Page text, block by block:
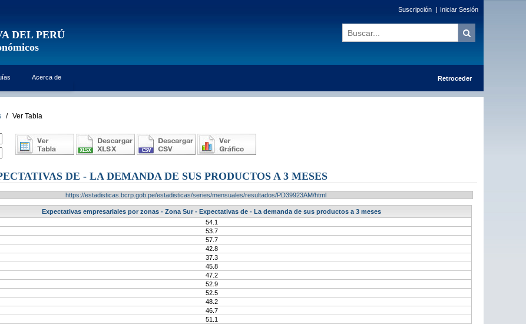
DEL PERÚ
Suscripción | Iniciar Sesión
Acerca de Retroceder
/ Ver Tabla
DE - LA DEMANDA DE SUS PRODUCTOS A 3 MESES
https://estadisticas.bcrp.gob.pe/estadisticas/series/mensuales/resultados/PD39923AM/html
Expectativas empresariales por zonas - Zona Sur - Expectativas de - La demanda de sus productos a 3 meses
54.1
53.7
57.7
42.8
37.3
45.8
47.2
52.9
52.5
48.2
46.7
51.1